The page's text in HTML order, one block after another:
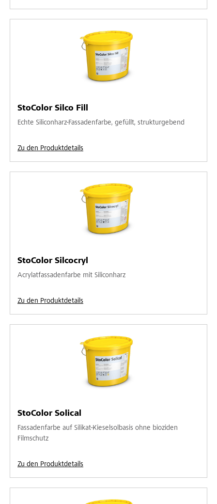
StoColor Silco Fill
Echte Siliconharz-Fassadenfarbe, gefüllt, strukturgebend
Zu den Produktdetails
StoColor Silcocryl
Acrylatfassadenfarbe mit Siliconharz
Zu den Produktdetails
StoColor Solical
Fassadenfarbe auf Silikat-Kieselsolbasis ohne bioziden
Filmschutz
Zu den Produktdetails